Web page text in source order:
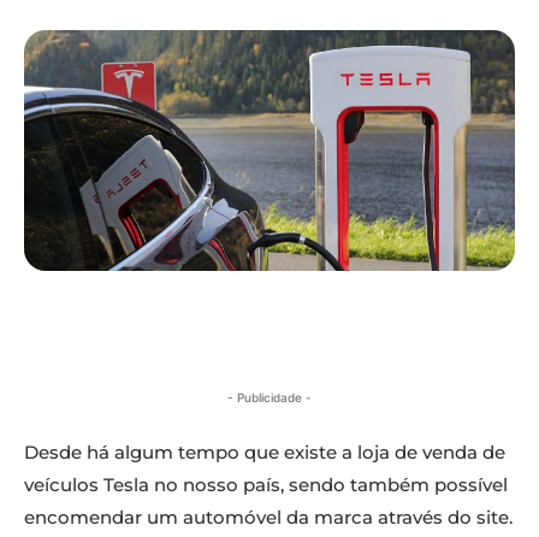
- Publicidade -
Desde há algum tempo que existe a loja de venda de
veículos Tesla no nosso país, sendo também possível
encomendar um automóvel da marca através do site.